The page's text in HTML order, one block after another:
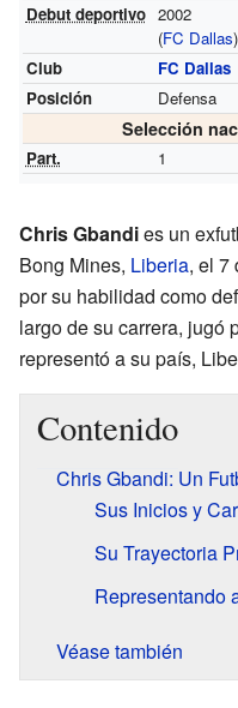
Debut deportivo 2002
(FC Dallas)
Club
FC Dallas
Posición
Defensa
Selección
Part. 1
Chris Gbandies un
Bong Mines, Liberia, el 7
por su habilidad como
largo de su carrera, jugó
representó a su país,
Contenido
Chris Gbandi: Un
Sus Inicios y
Su Trayectoria
Representando
Véase también